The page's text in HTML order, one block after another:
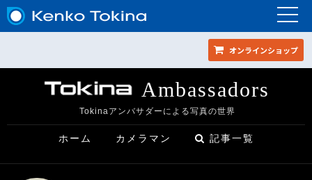
オンラインショップ
Ambassadors
Tokinaアンバサダーによる写真の世界
ホーム カメラマン 記事一覧